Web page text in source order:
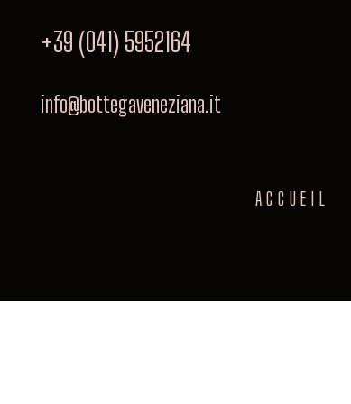
+39 (041) 5952164
info@bottegaveneziana.it
ACCUEIL